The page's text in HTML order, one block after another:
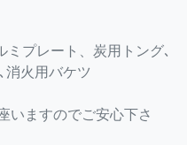
プレート、炭用トング､
消火用バケツ
いますのでご安心下さ